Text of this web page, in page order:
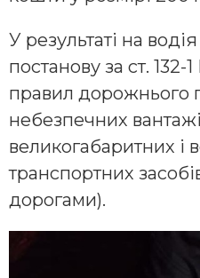
У результаті на
постанову за ст.
правил дорожнього
небезпечних
великогабаритних і
транспортних
дорогами).